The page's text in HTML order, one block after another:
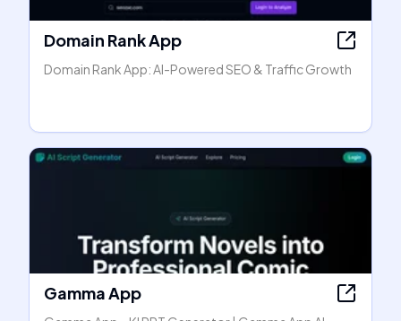
Domain Rank App
Domain Rank App: AI-Powered SEO & Traffic Growth
Gamma App